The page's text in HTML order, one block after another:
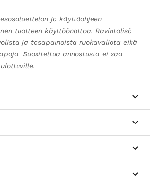
ja käyttöohjeen
tuotteen käyttöönottoa. Ravintolisä
ja tasapainoista ruokavaliota eikä
Suositeltua annostusta ei saa